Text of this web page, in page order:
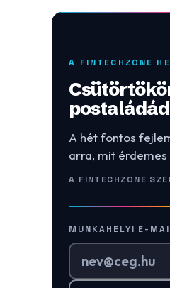
A FINTECHZONE
A hét fontos
arra, mit
A FINTECHZONE
MUNKAHELYI E-